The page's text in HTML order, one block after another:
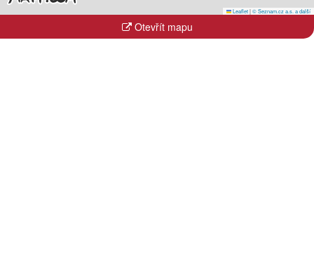
Leaflet|© Seznam.cz a.s. a další
Otevřít mapu